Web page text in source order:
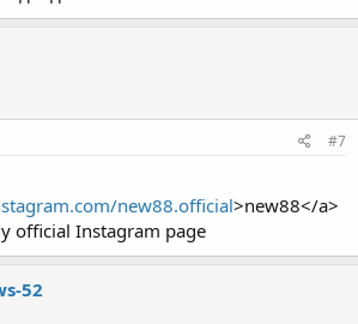
#7
new88.official>new88</a>
official Instagram page
52